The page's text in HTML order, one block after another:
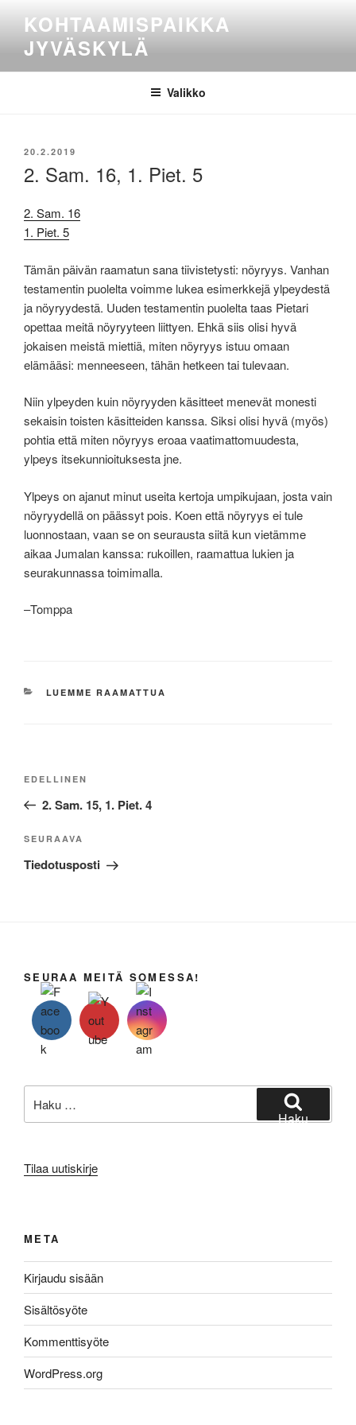
sisältöönKOHTAAMISPAIKKA
JYVÄSKYLÄ
Valikko
JULKAISTU
20.2.2019
2. Sam. 16, 1. Piet. 5
2. Sam. 16
1. Piet. 5
Tämän päivän raamatun sana tiivistetysti: nöyryys. Vanhan
testamentin puolelta voimme lukea esimerkkejä ylpeydestä
ja nöyryydestä. Uuden testamentin puolelta taas Pietari
opettaa meitä nöyryyteen liittyen. Ehkä siis olisi hyvä
jokaisen meistä miettiä, miten nöyryys istuu omaan
elämääsi: menneeseen, tähän hetkeen tai tulevaan.
Niin ylpeyden kuin nöyryyden käsitteet menevät monesti
sekaisin toisten käsitteiden kanssa. Siksi olisi hyvä (myös)
pohtia että miten nöyryys eroaa vaatimattomuudesta,
ylpeys itsekunnioituksesta jne.
Ylpeys on ajanut minut useita kertoja umpikujaan, josta vain
nöyryydellä on päässyt pois. Koen että nöyryys ei tule
luonnostaan, vaan se on seurausta siitä kun vietämme
aikaa Jumalan kanssa: rukoillen, raamattua lukien ja
seurakunnassa toimimalla.
–Tomppa
KATEGORIAT
LUEMME RAAMATTUA
Edellinen
artikkeli
EDELLINEN
2. Sam. 15, 1. Piet. 4
Seuraava
artikkeli
SEURAAVA
Tiedotusposti
SEURAA MEITÄ SOMESSA!
Haku
Tilaa uutiskirje
META
Kirjaudu sisään
Sisältösyöte
Kommenttisyöte
WordPress.org